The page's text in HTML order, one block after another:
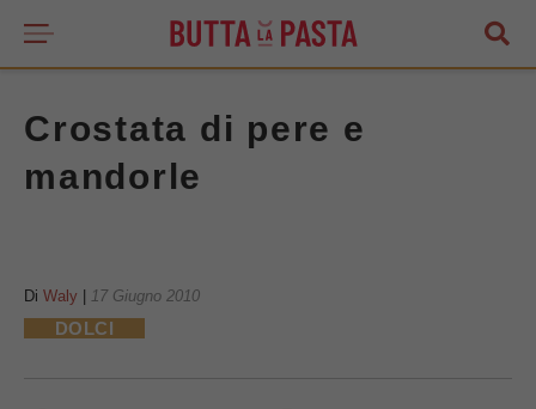
Crostata di pere e
mandorle
Di Waly 17 Giugno 2010
DOLCI